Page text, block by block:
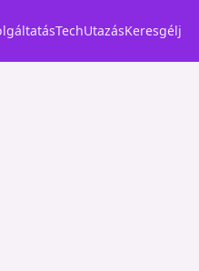
TechUtazásKeresgélj